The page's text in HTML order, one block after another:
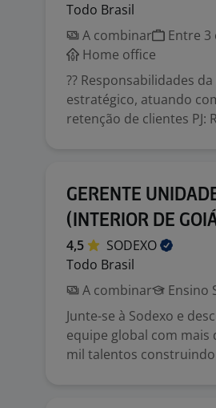
Todo Brasil
A combinar
Entre 3
Home office
?? Responsabilidades
estratégico, atuando
retenção de clientes PJ:
GERENTE
(INTERIOR DE
4,5
SODEXO
Todo Brasil
A combinar
Ensino
Junte-se à Sodexo e
equipe global com mais
mil talentos construindo